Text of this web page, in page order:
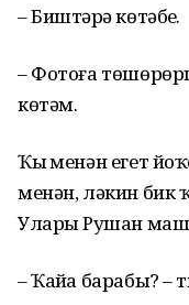
– Биштәрҙә көтәбеҙ.
– Фотоға
көтәм.
Ҡыҙ менән егет
менән, ләкин бик
Уларҙы Рушан
– Ҡайҙа барабыҙ?